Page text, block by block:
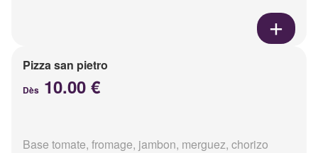
Pizza san pietro
Dès 10.00 €
Base tomate, fromage, jambon, merguez, chorizo